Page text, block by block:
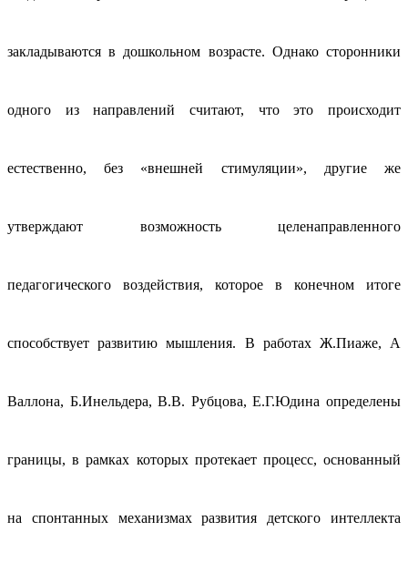
закладываются в дошкольном возрасте. Однако сторонники
одного из направлений считают, что это происходит
естественно, без «внешней стимуляции», другие же
утверждают возможность целенаправленного
педагогического воздействия, которое в конечном итоге
способствует развитию мышления. В работах Ж.Пиаже, А
Валлона, Б.Инельдера, В.В. Рубцова, Е.Г.Юдина определены
границы, в рамках которых протекает процесс, основанный
на спонтанных механизмах развития детского интеллекта